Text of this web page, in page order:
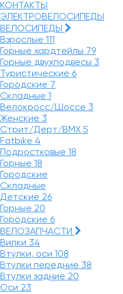
КОНТАКТЫ
ЭЛЕКТРОВЕЛОСИПЕДЫ
ВЕЛОСИПЕДЫ
Взрослые 111
Горные хардтейлы 79
Горные двухподвесы 3
Туристические 6
Городские 7
Складные 1
Велокросс/Шоссе 3
Женские 3
Стрит/Дерт/BMX 5
Fatbike 4
Подростковые 18
Горные 18
Городские
Складные
Детские 26
Горные 20
Городские 6
ВЕЛОЗАПЧАСТИ
Вилки 34
Втулки, оси 108
Втулки передние 38
Втулки задние 20
Оси 23